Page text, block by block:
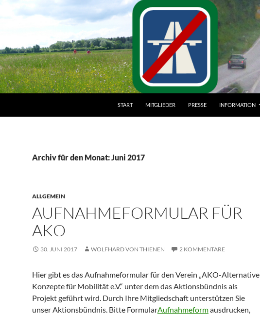
START
MITGLIEDER PRESSE INFORMATION
Archiv für den Monat: Juni 2017
ALLGEMEIN
AUFNAHMEFORMULAR FÜR
AKO
30. JUNI 2017 WOLFHARD VON THIENEN 2 KOMMENTARE
Hier gibt es das Aufnahmeformular für den Verein „AKO-Alternative
Konzepte für Mobilität e.V.“ unter dem das Aktionsbündnis als
Projekt geführt wird. Durch Ihre Mitgliedschaft unterstützen Sie
unser Aktionsbündnis. Bitte FormularAufnahmeformausdrucken,